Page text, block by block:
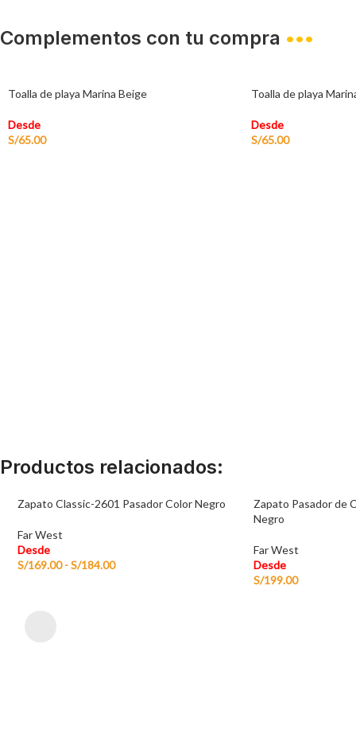
Complementos con tu compra •••
Toalla de playa Marina Beige
Desde
S/65.00
Toalla de playa
Desde
S/65.00
Productos relacionados:
Zapato Classic-2601 Pasador Color Negro
Far West
Desde
S/169.00 -S/184.00
Zapato Pasador de
Negro
Far West
Desde
S/199.00